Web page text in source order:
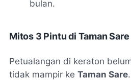
bulan.
Mitos 3 Pintu di Taman Sare
Petualangan di keraton
tidak mampir ke Taman Sare